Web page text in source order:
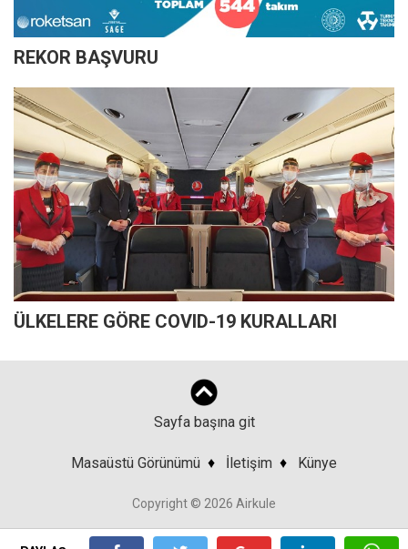
REKOR BAŞVURU
ÜLKELERE GÖRE COVID-19 KURALLARI
Sayfa başına git
Masaüstü Görünümü ♦ İletişim ♦ Künye
Copyright © 2026 Airkule